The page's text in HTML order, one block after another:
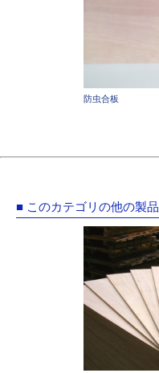
防虫合板
■ このカテゴリの他の製品